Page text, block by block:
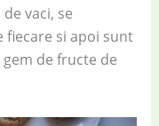
vaci, se
fiecare si apoi sunt
de fructe de